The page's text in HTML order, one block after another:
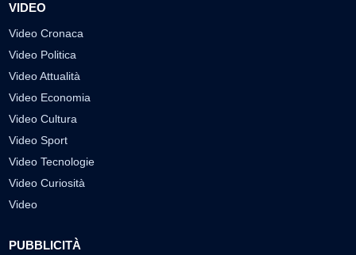
VIDEO
Video Cronaca
Video Politica
Video Attualità
Video Economia
Video Cultura
Video Sport
Video Tecnologie
Video Curiosità
Video
PUBBLICITÀ